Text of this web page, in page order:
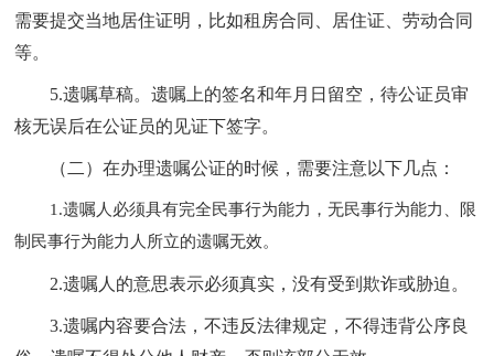
需要提交当地居住证明，比如租房合同、居住证、劳动合同
等。
5.遗嘱草稿。遗嘱上的签名和年月日留空，待公证员审
核无误后在公证员的见证下签字。
（二）在办理遗嘱公证的时候，需要注意以下几点：
1.遗嘱人必须具有完全民事行为能力，无民事行为能力、限
制民事行为能力人所立的遗嘱无效。
2.遗嘱人的意思表示必须真实，没有受到欺诈或胁迫。
3.遗嘱内容要合法，不违反法律规定，不得违背公序良